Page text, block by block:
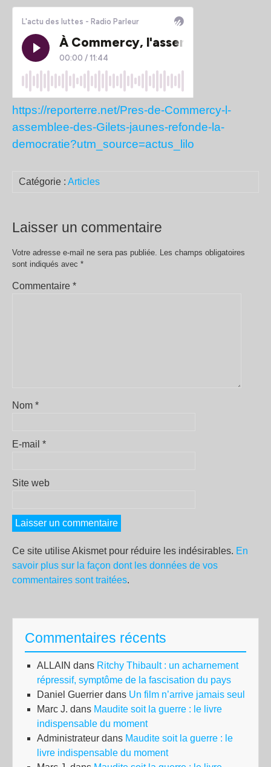
https://reporterre.net/Pres-de-Commercy-l-
assemblee-des-Gilets-jaunes-refonde-la-
democratie?utm_source=actus_lilo
Catégorie : Articles
Laisser un commentaire
Votre adresse e-mail ne sera pas publiée. Les champs obligatoires
sont indiqués avec *
Commentaire *
Nom *
E-mail *
Site web
Ce site utilise Akismet pour réduire les indésirables. En
savoir plus sur la façon dont les données de vos
commentaires sont traitées.
Commentaires récents
ALLAIN dans Ritchy Thibault : un acharnement
répressif, symptôme de la fascisation du pays
Daniel Guerrier dans Un film n’arrive jamais seul
Marc J. dans Maudite soit la guerre : le livre
indispensable du moment
Administrateur dans Maudite soit la guerre : le
livre indispensable du moment